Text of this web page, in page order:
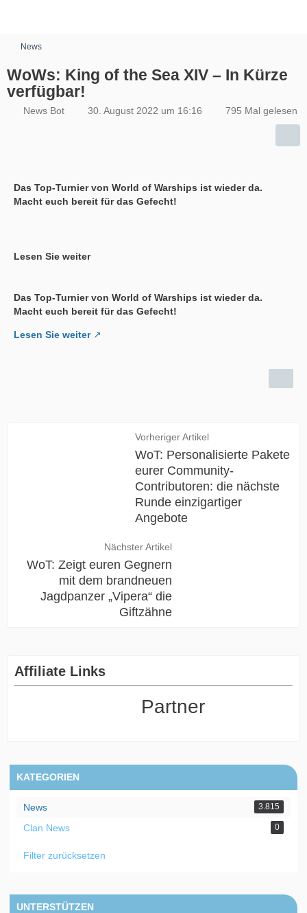
News
WoWs: King of the Sea XIV – In Kürze
verfügbar!
News Bot 30. August 2022 um 16:16 795 Mal gelesen
Das Top-Turnier von World of Warships ist wieder da.
Macht euch bereit für das Gefecht!
Lesen Sie weiter
Das Top-Turnier von World of Warships ist wieder da.
Macht euch bereit für das Gefecht!
Lesen Sie weiter
Vorheriger Artikel
WoT: Personalisierte Pakete
eurer Community-
Contributoren: die nächste
Runde einzigartiger
Angebote
Nächster Artikel
WoT: Zeigt euren Gegnern
mit dem brandneuen
Jagdpanzer „Vipera“ die
Giftzähne
Affiliate Links
Partner
KATEGORIEN
News 3.815
Clan News 0
Filter zurücksetzen
UNTERSTÜTZEN